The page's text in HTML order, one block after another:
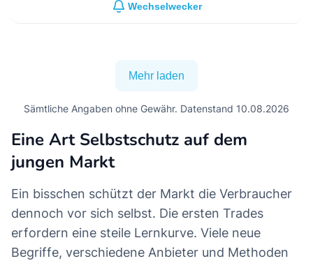
Wechselwecker
Mehr laden
Sämtliche Angaben ohne Gewähr. Datenstand 10.08.2026
Eine Art Selbstschutz auf dem
jungen Markt
Ein bisschen schützt der Markt die Verbraucher
dennoch vor sich selbst. Die ersten Trades
erfordern eine steile Lernkurve. Viele neue
Begriffe, verschiedene Anbieter und Methoden